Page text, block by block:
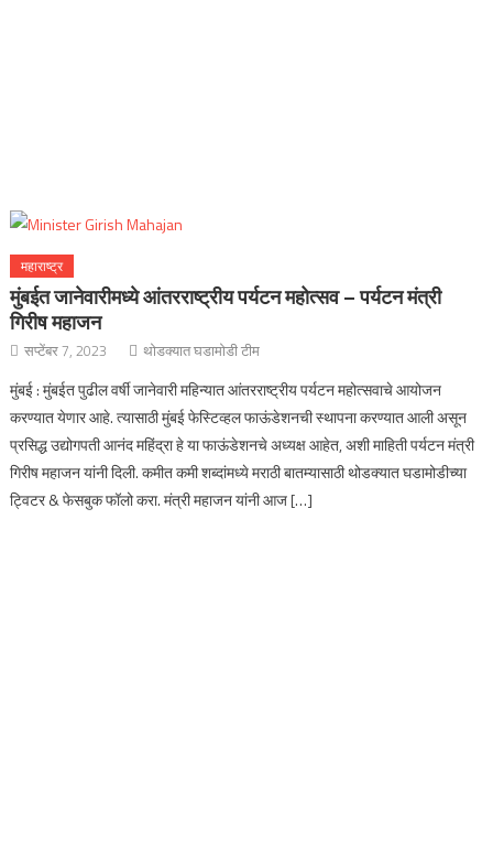
महाराष्ट्र
मुंबईत जानेवारीमध्ये आंतरराष्ट्रीय पर्यटन महोत्सव – पर्यटन मंत्री
गिरीष महाजन
सप्टेंबर 7, 2023 थोडक्यात घडामोडी टीम
मुंबई : मुंबईत पुढील वर्षी जानेवारी महिन्यात आंतरराष्ट्रीय पर्यटन महोत्सवाचे आयोजन
करण्यात येणार आहे. त्यासाठी मुंबई फेस्टिव्हल फाऊंडेशनची स्थापना करण्यात आली असून
प्रसिद्ध उद्योगपती आनंद महिंद्रा हे या फाऊंडेशनचे अध्यक्ष आहेत, अशी माहिती पर्यटन मंत्री
गिरीष महाजन यांनी दिली. कमीत कमी शब्दांमध्ये मराठी बातम्यासाठी थोडक्यात घडामोडीच्या
ट्विटर & फेसबुक फॉलो करा. मंत्री महाजन यांनी आज […]